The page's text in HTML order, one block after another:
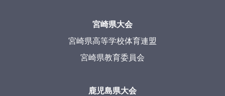
宮崎県大会
宮崎県高等学校体育連盟
宮崎県教育委員会
鹿児島県大会